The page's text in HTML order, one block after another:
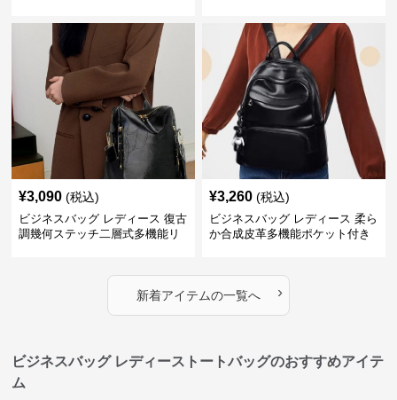
¥3,090 (税込)
ビジネスバッグ レディース 復古
調幾何ステッチ二層式多機能リ
¥3,260 (税込)
ビジネスバッグ レディース 柔ら
か合成皮革多機能ポケット付き
新着アイテムの一覧へ ›
ビジネスバッグ レディーストートバッグのおすすめアイテ
ム